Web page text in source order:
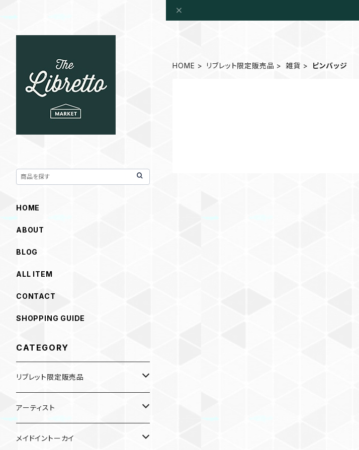
HOME リブレット限定販売品 雑貨 ピンバッジ
HOME
ABOUT
BLOG
ALL ITEM
CONTACT
SHOPPING GUIDE
CATEGORY
リブレット限定販売品
雑貨
ガチャガチャ
食品
アーティスト
村田夏佳
メイドイントーカイ